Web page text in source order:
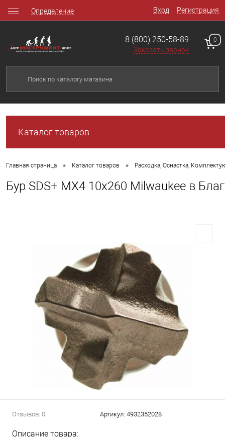
Вход Регистрация
Определение
8 (800) 250-58-89
Заказать звонок
0
Каталог товаров
Главная страница • Каталог товаров • Расходка, Оснастка,
Бур SDS+ MX4 10х260 Milwaukee в
Отзывов: 0 Артикул: 4932352028
Описание товара: